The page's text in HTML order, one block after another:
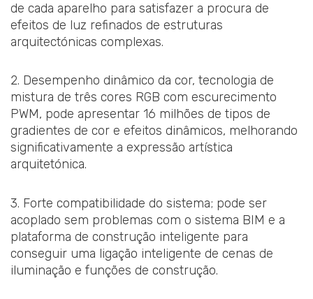
de cada aparelho para satisfazer a procura de
efeitos de luz refinados de estruturas
arquitectónicas complexas.
2. Desempenho dinâmico da cor, tecnologia de
mistura de três cores RGB com escurecimento
PWM, pode apresentar 16 milhões de tipos de
gradientes de cor e efeitos dinâmicos, melhorando
significativamente a expressão artística
arquitetónica.
3. Forte compatibilidade do sistema; pode ser
acoplado sem problemas com o sistema BIM e a
plataforma de construção inteligente para
conseguir uma ligação inteligente de cenas de
iluminação e funções de construção.